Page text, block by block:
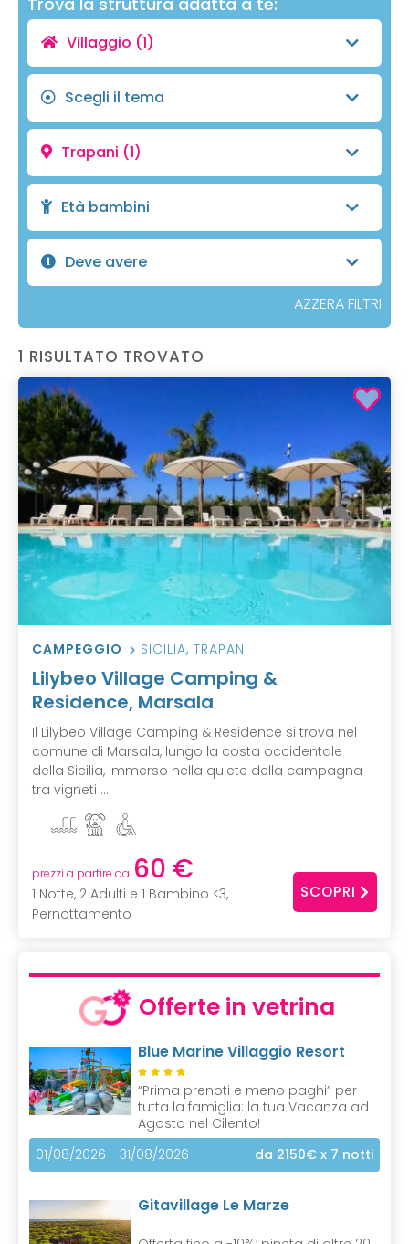
Villaggio (1)
Scegli il tema
Trapani (1)
Età bambini
Deve avere
AZZERA FILTRI
1 RISULTATO TROVATO
CAMPEGGIO SICILIA, TRAPANI
Lilybeo Village Camping &
Residence, Marsala
Il Lilybeo Village Camping & Residence si trova nel
comune di Marsala, lungo la costa occidentale
della Sicilia, immerso nella quiete della campagna
tra vigneti ...
prezzi a partire da 60 €
1 Notte, 2 Adulti e 1 Bambino <3,
Pernottamento
SCOPRI
Offerte in vetrina
Blue Marine Villaggio Resort
“Prima prenoti e meno paghi” per
tutta la famiglia: la tua Vacanza ad
Agosto nel Cilento!
01/08/2026 - 31/08/2026
da 2150€ x 7 notti
Gitavillage Le Marze